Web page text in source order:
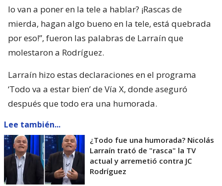
lo van a poner en la tele a hablar? ¡Rascas de
mierda, hagan algo bueno en la tele, está quebrada
por eso!”, fueron las palabras de Larraín que
molestaron a Rodríguez.
Larraín hizo estas declaraciones en el programa
‘Todo va a estar bien’ de Vía X, donde aseguró
después que todo era una humorada.
Lee también...
¿Todo fue una humorada? Nicolás
Larraín trató de "rasca" la TV
actual y arremetió contra JC
Rodríguez